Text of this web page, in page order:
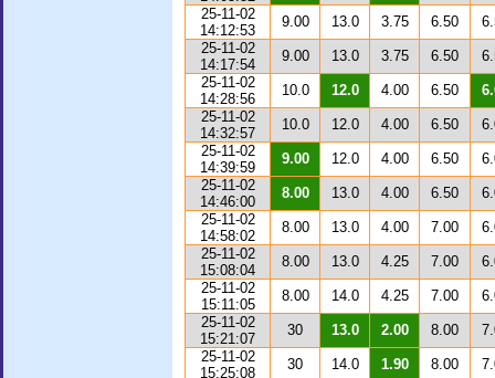
25-11-02
14:12:53
9.00 13.0 3.75 6.50
25-11-02
14:17:54
9.00 13.0 3.75 6.50
25-11-02
14:28:56
10.0 12.0 4.00 6.50
25-11-02
14:32:57
10.0 12.0 4.00 6.50
25-11-02
14:39:59
9.00 12.0 4.00 6.50
25-11-02
14:46:00
8.00 13.0 4.00 6.50
25-11-02
14:58:02
8.00 13.0 4.00 7.00
25-11-02
15:08:04
8.00 13.0 4.25 7.00
25-11-02
15:11:05
8.00 14.0 4.25 7.00
25-11-02
15:21:07
30 13.0 2.00 8.00
25-11-02
15:25:08
30 14.0 1.90 8.00